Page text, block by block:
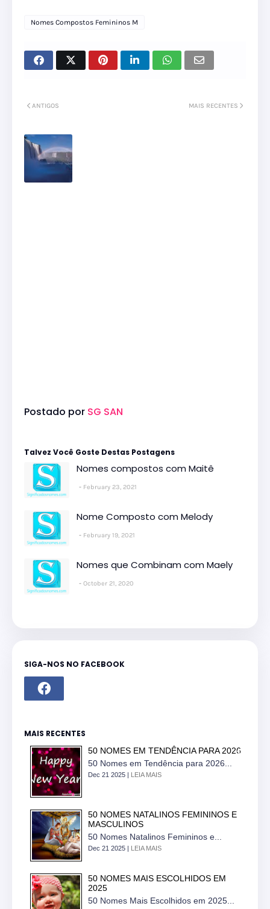
Nomes Compostos Femininos M
MAIS RECENTES
ANTIGOS
Postado por SG SAN
Talvez Você Goste Destas Postagens
Nomes compostos com Maitê
February 23, 2021
Nome Composto com Melody
February 19, 2021
Nomes que Combinam com Maely
October 21, 2020
SIGA-NOS NO FACEBOOK
MAIS RECENTES
50 NOMES EM TENDÊNCIA PARA 2026
50 Nomes em Tendência para 2026...
Dec 21 2025 | LEIA MAIS
50 NOMES NATALINOS FEMININOS E
MASCULINOS
50 Nomes Natalinos Femininos e...
Dec 21 2025 | LEIA MAIS
50 NOMES MAIS ESCOLHIDOS EM
2025
50 Nomes Mais Escolhidos em 2025...